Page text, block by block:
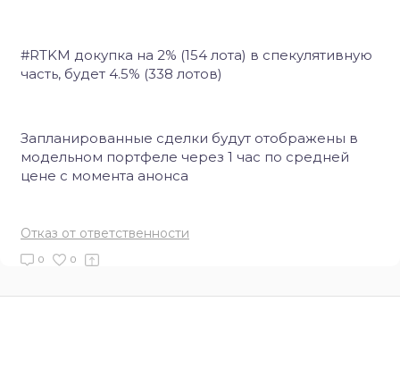
#RTKM докупка на 2% (154 лота) в спекулятивную
часть, будет 4.5% (338 лотов)
Запланированные сделки будут отображены в
модельном портфеле через 1 час по средней
цене с момента анонса
Отказ от ответственности
0 0